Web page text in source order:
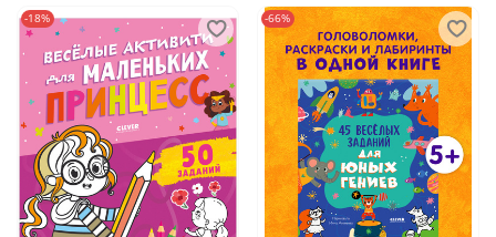
-18% -66%